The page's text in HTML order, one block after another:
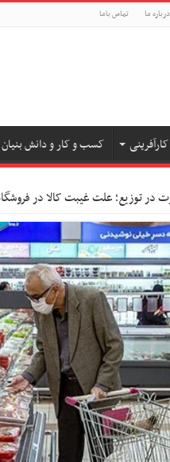
درباره ما تماس باما
کارآفرینی کسب و کار و دانش بنیان
در توزیع؛ علت غیبت کالا در